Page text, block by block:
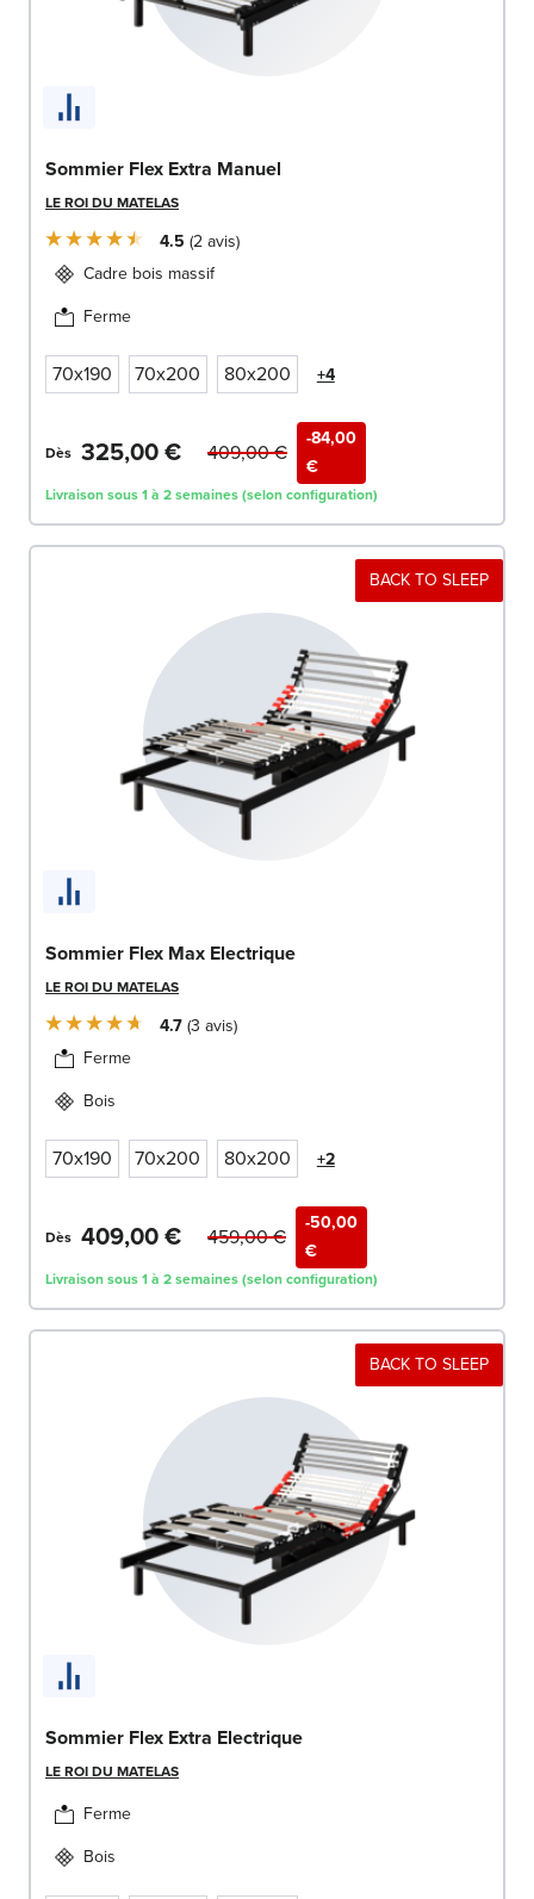
Sommier Flex Extra Manuel
LE ROI DU MATELAS
4.5 2avis
Cadre bois massif
Ferme
70x190 70x200 80x200 +4
Dès 325,00 €
-84,00
€
409,00 €
Livraison sous 1 à 2 semaines (selon configuration)
BACK TO SLEEP
Sommier Flex Max Electrique
LE ROI DU MATELAS
4.7 3 avis
Ferme
Bois
70x190 70x200 80x200 +2
Dès 409,00 €
-50,00
€
459,00 €
Livraison sous 1 à 2 semaines (selon configuration)
BACK TO SLEEP
Sommier Flex Extra Electrique
LE ROI DU MATELAS
Ferme
Bois